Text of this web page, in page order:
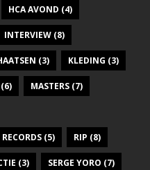
HCA AVOND (4)
INTERVIEW (8)
(3) KLEDING (3)
(6) MASTERS (7)
RECORDS (5) RIP (8)
(3) SERGE YORO (7)